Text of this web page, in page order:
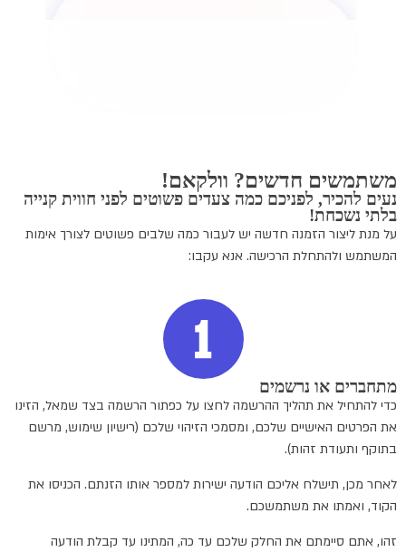
משתמשים חדשים? וולקאם!
נעים להכיר, לפניכם כמה צעדים פשוטים לפני חווית קנייה
בלתי נשכחת!
על מנת ליצור הזמנה חדשה יש לעבור כמה שלבים פשוטים לצורך אימות
המשתמש ולהתחלת הרכישה. אנא עקבו:
מתחברים או נרשמים
כדי להתחיל את תהליך ההרשמה לחצו על כפתור הרשמה בצד שמאל, הזינו
את הפרטים האישיים שלכם, ומסמכי הזיהוי שלכם (רישיון שימוש, מרשם
בתוקף ותעודת זהות).
לאחר מכן, תישלח אליכם הודעה ישירות למספר אותו הזנתם. הכניסו את
הקוד, ואמתו את משתמשכם.
זהו, אתם סיימתם את החלק שלכם עד כה, המתינו עד קבלת הודעה